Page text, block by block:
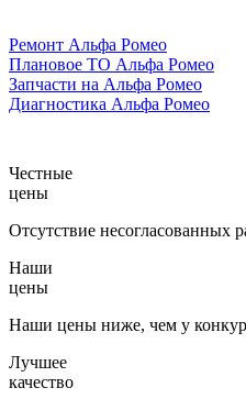
Ремонт Альфа Ромео
Плановое ТО Альфа Ромео
Запчасти на Альфа Ромео
Диагностика Альфа Ромео
Честные
цены
Отсутствие несогласованных
Наши
цены
Наши цены ниже, чем у
Лучшее
качество